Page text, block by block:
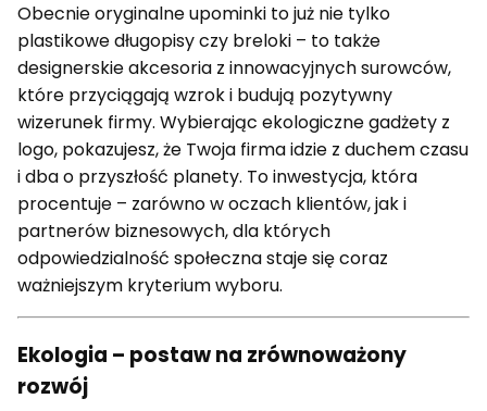
Obecnie oryginalne upominki to już nie tylko
plastikowe długopisy czy breloki – to także
designerskie akcesoria z innowacyjnych surowców,
które przyciągają wzrok i budują pozytywny
wizerunek firmy. Wybierając ekologiczne gadżety z
logo, pokazujesz, że Twoja firma idzie z duchem czasu
i dba o przyszłość planety. To inwestycja, która
procentuje – zarówno w oczach klientów, jak i
partnerów biznesowych, dla których
odpowiedzialność społeczna staje się coraz
ważniejszym kryterium wyboru.
Ekologia – postaw na zrównoważony
rozwój